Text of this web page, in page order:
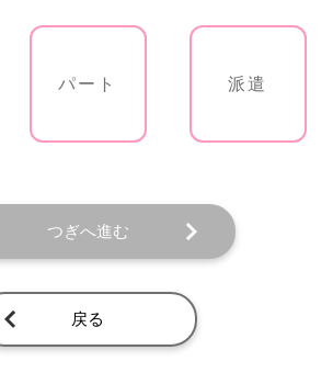
パート 派遣
つぎへ進む
戻る